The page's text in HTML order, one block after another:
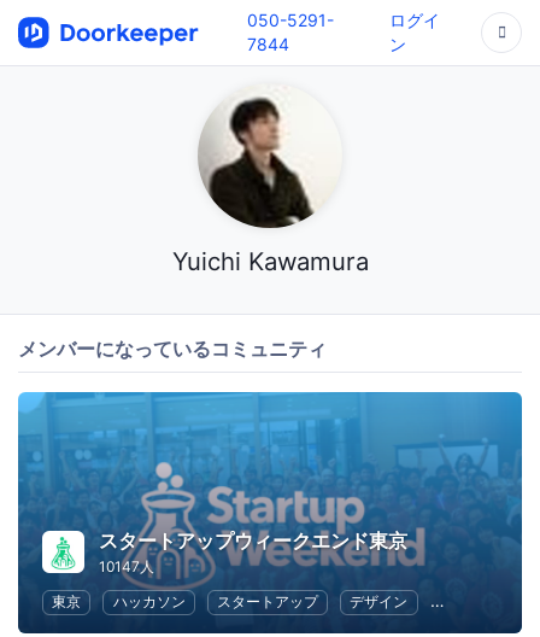
050-5291-
7844
ログイ
ン
Yuichi Kawamura
メンバーになっているコミュニティ
スタートアップウィークエンド東京
10147人
東京
ハッカソン スタートアップ デザイン マーケティング